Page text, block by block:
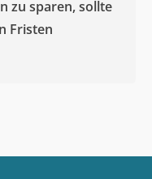
zu sparen, sollte
Fristen